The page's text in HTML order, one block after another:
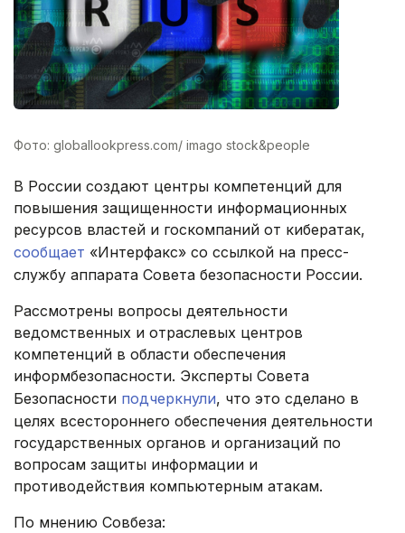
Фото: globallookpress.com/ imago stock&people
В России создают центры компетенций для
повышения защищенности информационных
ресурсов властей и госкомпаний от кибератак,
сообщает «Интерфакс» со ссылкой на пресс-
службу аппарата Совета безопасности России.
Рассмотрены вопросы деятельности
ведомственных и отраслевых центров
компетенций в области обеспечения
информбезопасности. Эксперты Совета
Безопасности подчеркнули, что это сделано в
целях всестороннего обеспечения деятельности
государственных органов и организаций по
вопросам защиты информации и
противодействия компьютерным атакам.
По мнению Совбеза: